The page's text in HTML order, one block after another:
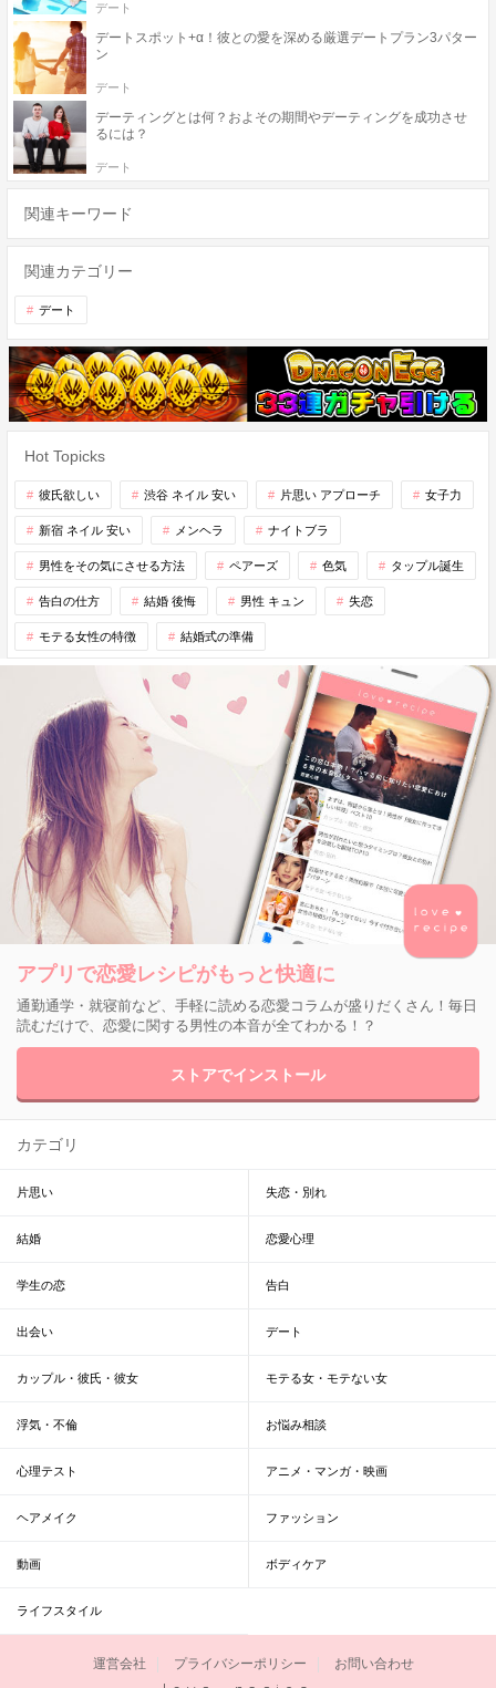
デート
デートスポット+α！彼との愛を深める厳選デートプラン3パター
ン
デート
デーティングとは何？およその期間やデーティングを成功させ
るには？
デート
関連キーワード
関連カテゴリー
デート
Hot Topicks
彼氏欲しい 渋谷 ネイル 安い 片思い アプローチ 女子力
新宿 ネイル 安い メンヘラ ナイトブラ
男性をその気にさせる方法 ペアーズ 色気 タップル誕生
告白の仕方 結婚 後悔 男性 キュン 失恋
モテる女性の特徴 結婚式の準備
アプリで恋愛レシピがもっと快適に
通勤通学・就寝前など、手軽に読める恋愛コラムが盛りだくさん！毎日
読むだけで、恋愛に関する男性の本音が全てわかる！？
ストアでインストール
カテゴリ
片思い 失恋・別れ
結婚 恋愛心理
学生の恋 告白
出会い デート
カップル・彼氏・彼女 モテる女・モテない女
浮気・不倫 お悩み相談
心理テスト アニメ・マンガ・映画
ヘアメイク ファッション
動画 ボディケア
ライフスタイル
運営会社 プライバシーポリシー お問い合わせ